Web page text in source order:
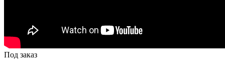
Под заказ